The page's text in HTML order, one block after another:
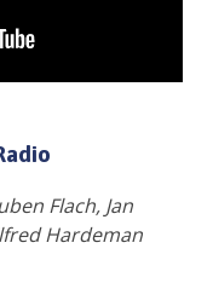
Flach, Jan
Hardeman